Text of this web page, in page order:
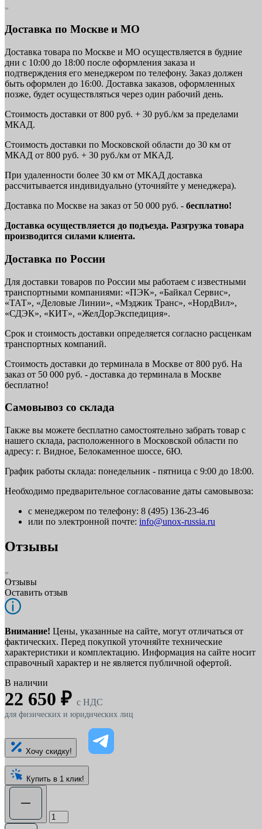
Доставка по Москве и МО
Доставка товара по Москве и МО осуществляется в будние
дни с 10:00 до 18:00 после оформления заказа и
подтверждения его менеджером по телефону. Заказ должен
быть оформлен до 16:00. Доставка заказов, оформленных
позже, будет осуществляться через один рабочий день.
Стоимость доставки от 800 руб. + 30 руб./км за пределами
МКАД.
Стоимость доставки по Московской области до 30 км от
МКАД от 800 руб. + 30 руб./км от МКАД.
При удаленности более 30 км от МКАД доставка
рассчитывается индивидуально (уточняйте у менеджера).
Доставка по Москве на заказ от 50 000 руб. - бесплатно!
Доставка осуществляется до подъезда. Разгрузка товара
производится силами клиента.
Доставка по России
Для доставки товаров по России мы работаем с известными
транспортными компаниями: «ПЭК», «Байкал Сервис»,
«ТАТ», «Деловые Линии», «Мэджик Транс», «НордВил»,
«СДЭК», «КИТ», «ЖелДорЭкспедиция».
Срок и стоимость доставки определяется согласно расценкам
транспортных компаний.
Стоимость доставки до терминала в Москве от 800 руб. На
заказ от 50 000 руб. - доставка до терминала в Москве
бесплатно!
Самовывоз со склада
Также вы можете бесплатно самостоятельно забрать товар с
нашего склада, расположенного в Московской области по
адресу: г. Видное, Белокаменное шоссе, 6Ю.
График работы склада: понедельник - пятница с 9:00 до 18:00.
Необходимо предварительное согласование даты самовывоза:
с менеджером по телефону: 8 (495) 136-23-46
или по электронной почте: info@unox-russia.ru
Отзывы
Отзывы
Оставить отзыв
Внимание! Цены, указанные на сайте, могут отличаться от
фактических. Перед покупкой уточняйте технические
характеристики и комплектацию. Информация на сайте носит
справочный характер и не является публичной офертой.
В наличии
22 650 ₽ c НДС
для физических и юридических лиц
Хочу скидку!
Купить в 1 клик!